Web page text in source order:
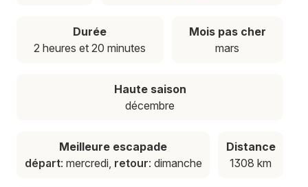
Durée
2 heures et 20 minutes
Mois pas cher
mars
Haute saison
décembre
Meilleure escapade
départ: mercredi, retour: dimanche
Distance
1308 km